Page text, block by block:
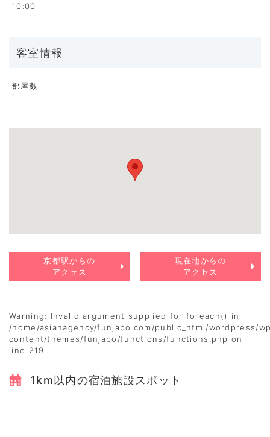
10:00
客室情報
部屋数
1
京都駅からの
アクセス
現在地からの
アクセス
Warning: Invalid argument supplied for foreach() in
/home/asianagency/funjapo.com/public_html/wordpress/
content/themes/funjapo/functions/functions.php on
line 219
1km以内の宿泊施設スポット